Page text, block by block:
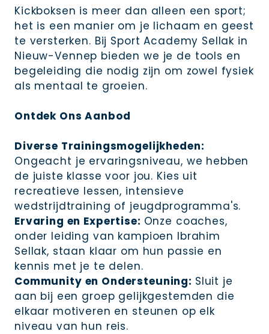
Kickboksen is meer dan alleen een sport;
het is een manier om je lichaam en geest
te versterken. Bij Sport Academy Sellak in
Nieuw-Vennep bieden we je de tools en
begeleiding die nodig zijn om zowel fysiek
als mentaal te groeien.
Ontdek Ons Aanbod
Diverse Trainingsmogelijkheden:
Ongeacht je ervaringsniveau, we hebben
de juiste klasse voor jou. Kies uit
recreatieve lessen, intensieve
wedstrijdtraining of jeugdprogramma's.
Ervaring en Expertise: Onze coaches,
onder leiding van kampioen Ibrahim
Sellak, staan klaar om hun passie en
kennis met je te delen.
Community en Ondersteuning: Sluit je
aan bij een groep gelijkgestemden die
elkaar motiveren en steunen op elk
niveau van hun reis.